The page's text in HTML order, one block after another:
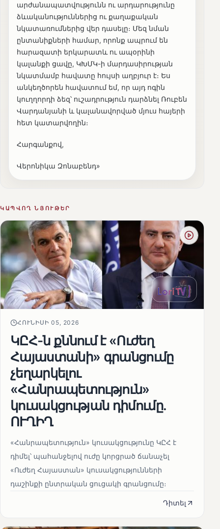
արժանապատվությունն ու արդարությունը
ձևականություններից ու քաղաքական
նկատառումներից վեր դասելը։ Մեզ նման
ընտանիքների համար, որոնք ապրում են
հարազատի երկարատև ու ապօրինի
կալանքի ցավը, ԿԽՄԿ-ի մարդասիրության
նկատմամբ հավատը հույսի աղբյուր է։ Ես
անկեղծորեն հավատում եմ, որ այդ ոգին
կուղղորդի ձեզ՝ ուշադրություն դարձնել Ռուբեն
Վարդանյանի և կալանավորված մյուս հայերի
հետ կատարվողին։
Հարգանքով,
Վերոնիկա Զոնաբենդ»
ԿԱՊՎՈՂ ՆՅՈՒԹԵՐ
ՀՈՒՆԻՍԻ 05, 2026
ԿԸՀ-ն քննում է «Ուժեղ
Հայաստանի» գրանցումը
չեղարկելու
«Հանրապետություն»
կուսակցության դիմումը.
ՈՒՂԻՂ
«Հանրապետություն» կուսակցությունը ԿԸՀ է
դիմել՝ պահանջելով ուժը կորցրած ճանաչել
«Ուժեղ Հայաստան» կուսակցությունների
դաշինքի ընտրական ցուցակի գրանցումը։
Դիտել